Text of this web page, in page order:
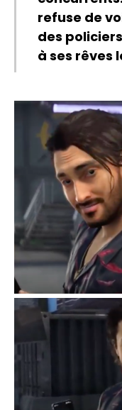
refuse de
des
à ses rêves